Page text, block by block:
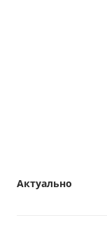
Актуально